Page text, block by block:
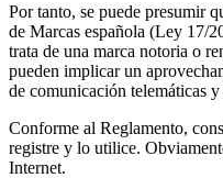
Por tanto, se puede presumir
de Marcas española (Ley 17/
trata de una marca notoria o
pueden implicar un
de comunicación telemáticas
Conforme al Reglamento,
registre y lo utilice.
Internet.